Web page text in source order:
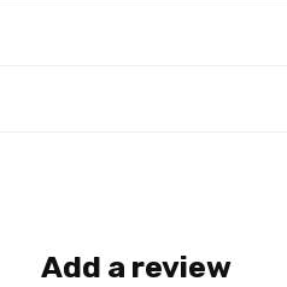
Add a review